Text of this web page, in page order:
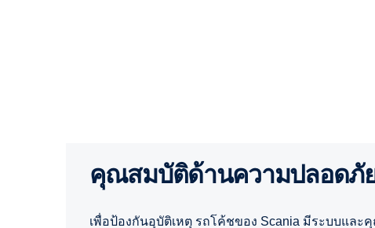
คุณสมบัติด้านความปลอดภั
เพื่อป้องกันอุบัติเหตุ รถโค้ชของ Scania มีระบบแล